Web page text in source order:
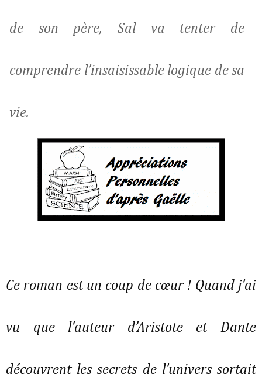
de son père, Sal va tenter de
comprendre l’insaisissable logique de sa
vie.
Ce roman est un coup de cœur ! Quand j’ai
vu que l’auteur d’Aristote et Dante
découvrent les secrets de l’univers sortait